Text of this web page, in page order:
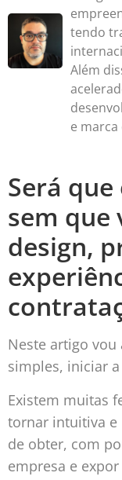
tendo
Além
e marca
Será
sem que
design,
Neste artigo
simples, iniciar
Existem muitas
tornar intuitiva e
de obter, com
empresa e